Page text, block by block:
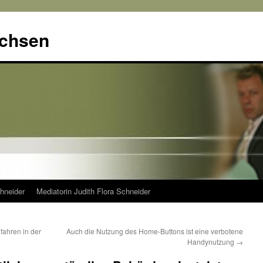
Mediatorin Judith Flora Schneider
in der
Auch die Nutzung des Home-Buttons ist eine verbotene
Handynutzung →